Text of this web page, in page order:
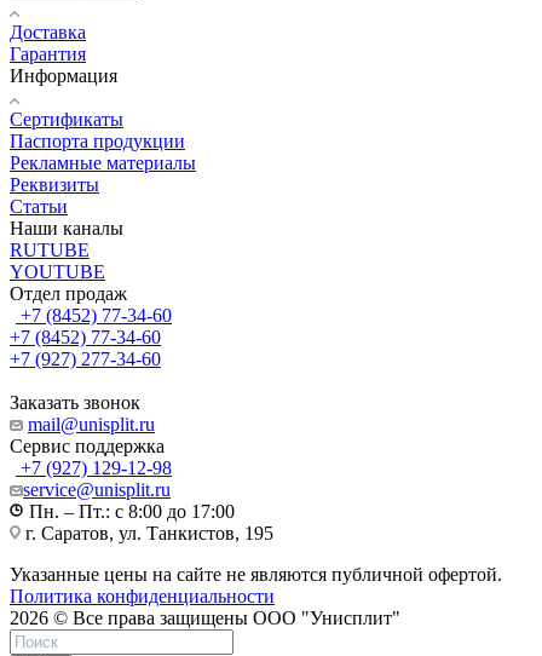
Доставка
Гарантия
Информация
Сертификаты
Паспорта продукции
Рекламные материалы
Реквизиты
Статьи
Наши каналы
RUTUBE
YOUTUBE
Отдел продаж
+7 (8452) 77-34-60
+7 (8452) 77-34-60
+7 (927) 277-34-60
Заказать звонок
mail@unisplit.ru
Cервис поддержка
+7 (927) 129-12-98
service@unisplit.ru
Пн. – Пт.: с 8:00 до 17:00
г. Саратов, ул. Танкистов, 195
Указанные цены на сайте не являются публичной офертой.
Политика конфиденциальности
2026 © Все права защищены ООО "Унисплит"